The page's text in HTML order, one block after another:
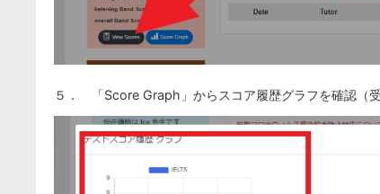
５． 「Score Graph」からスコア履歴グラフを確認（